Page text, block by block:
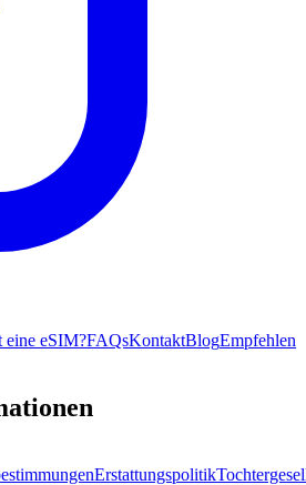
eine eSIM?FAQsKontaktBlogEmpfehlen
Erstattungspolitik